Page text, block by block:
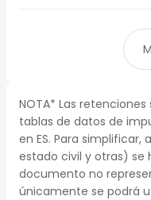
NOTA* Las
tablas de datos de
en ES. Para
estado civil y otras) se
documento no
únicamente se podrá